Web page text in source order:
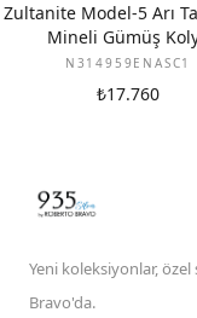
Zultanite Model-5 Arı
Mineli Gümüş
N314959ENASC1
₺17.760
Yeni koleksiyonlar,
Bravo'da.